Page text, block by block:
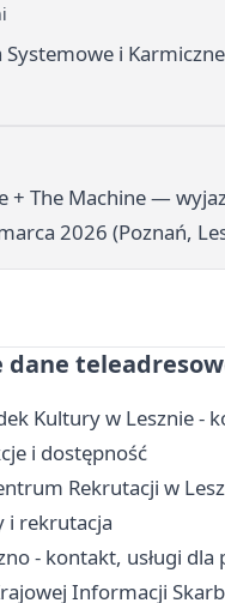
Systemowe i
+ The Machine —
2026 (Poznań,
dane
Kultury w Lesznie -
i dostępność
Rekrutacji w
i rekrutacja
- kontakt, usługi
Informacji